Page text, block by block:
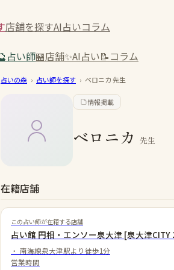
店舗を探すAI占いコラム
占い師🏪店舗✨AI占い📝コラム
占いの森 › 占い師を探す › ベロニカ先生
情報掲載
ベロニカ 先生
在籍店舗
この占い師が在籍する店舗
占い館 円相・エンソー泉大津 [泉大津CITY
・ 南海線泉大津駅より徒歩1分
営業時間